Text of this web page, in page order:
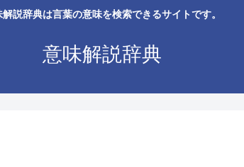
解説辞典は言葉の意味を検索できるサイトです。
意味解説辞典